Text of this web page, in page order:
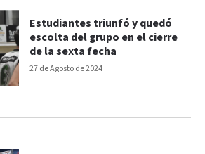
27 de Agosto de 2024
Estudiantes triunfó y quedó
escolta del grupo en el cierre
de la sexta fecha